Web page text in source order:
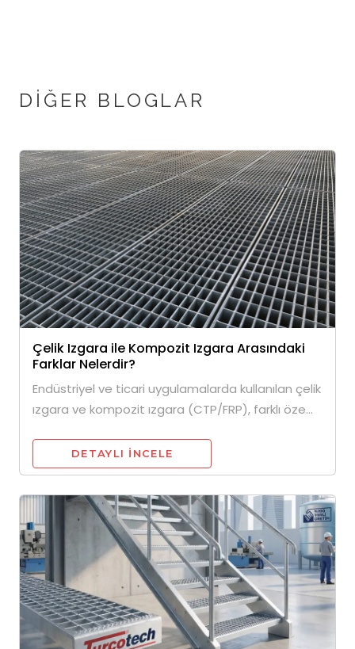
DIĞER BLOGLAR
Çelik Izgara ile Kompozit Izgara Arasındaki
Farklar Nelerdir?
Endüstriyel ve ticari uygulamalarda kullanılan çelik
ızgara ve kompozit ızgara (CTP/FRP), farklı öze...
DETAYLI INCELE